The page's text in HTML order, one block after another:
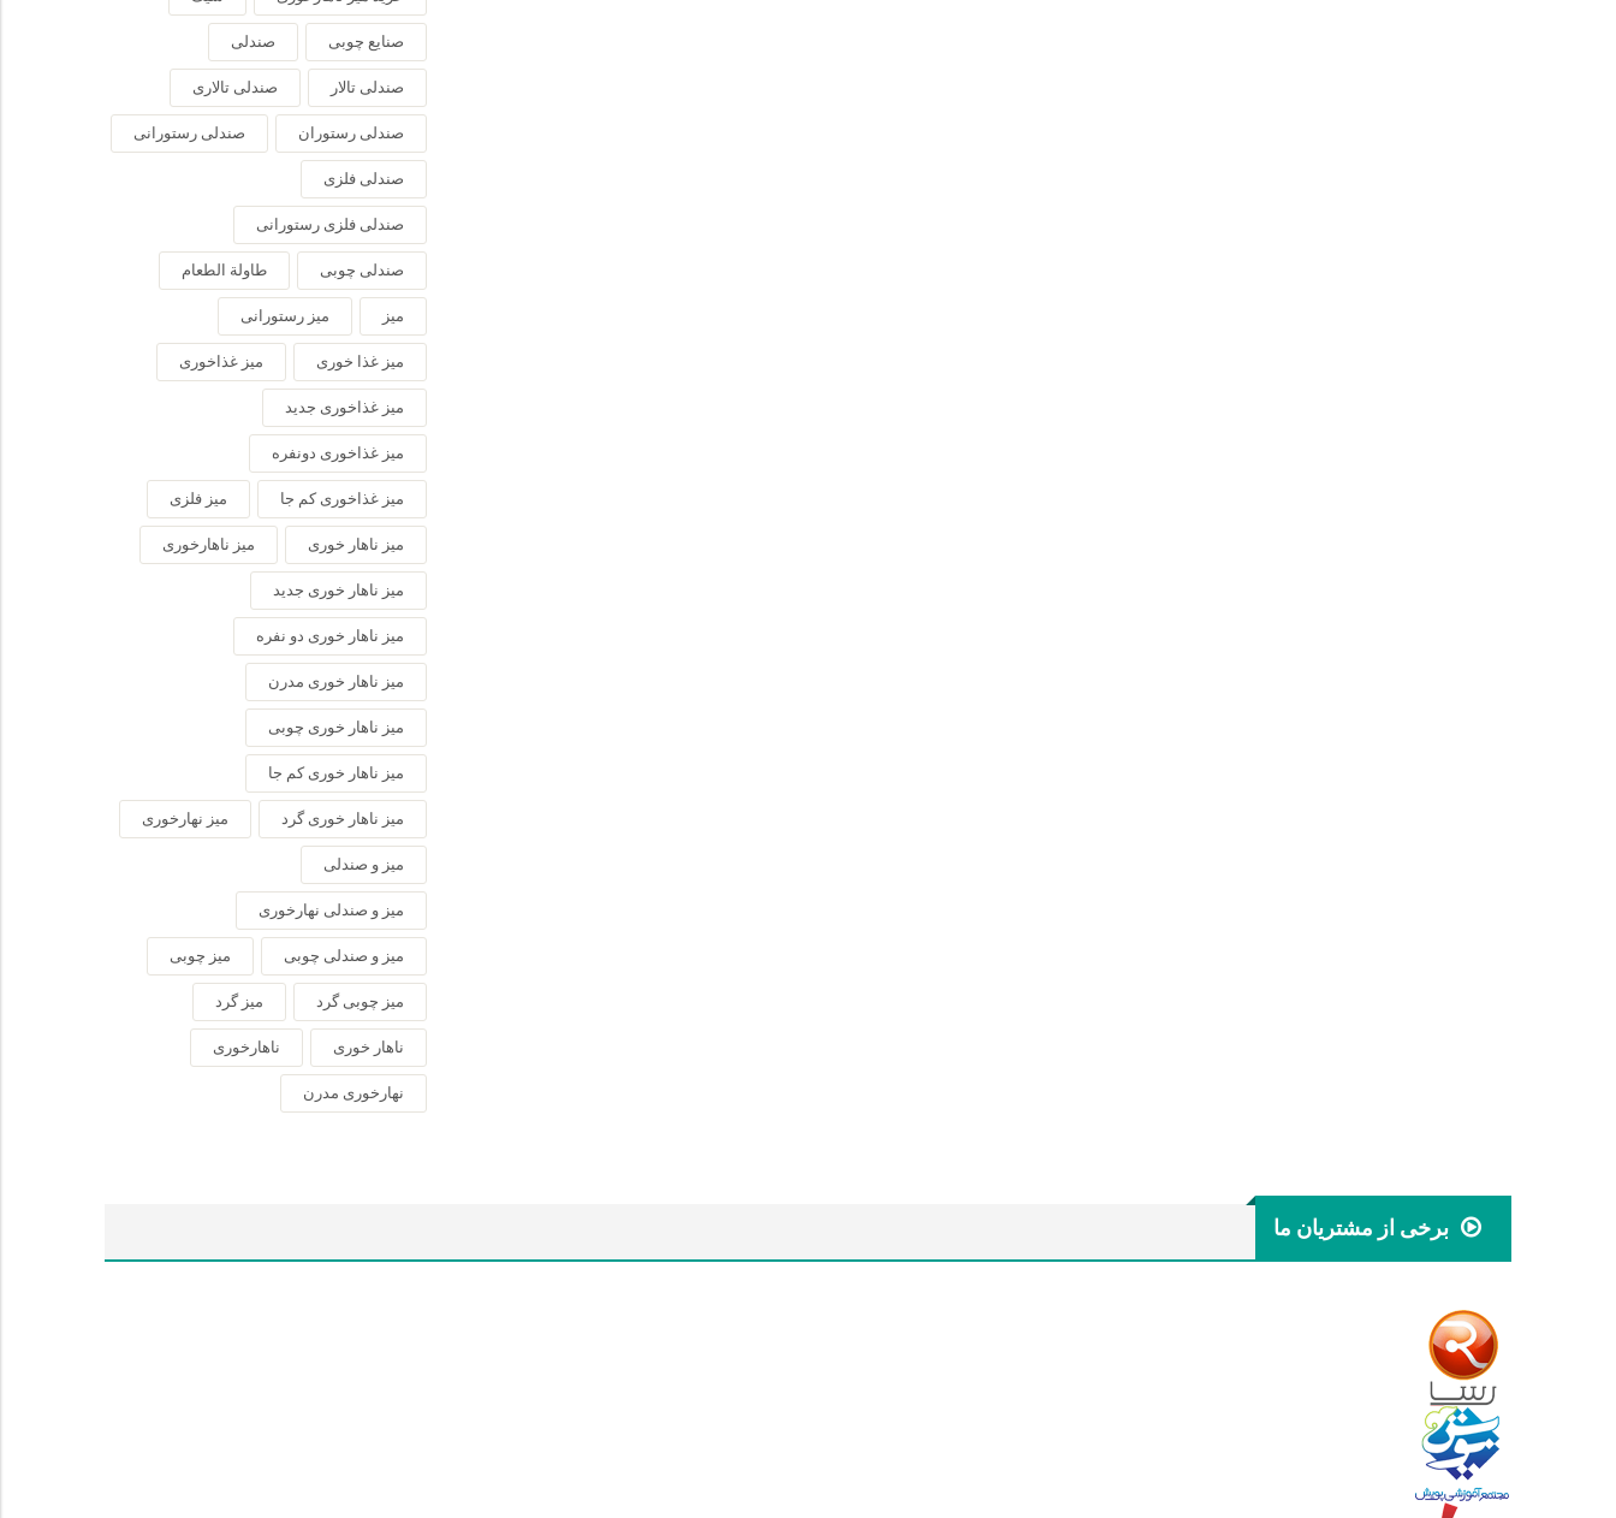
صنایع چوبی صندلی
صندلی تالار صندلی تالاری
صندلی رستوران صندلی رستورانی
صندلی فلزی
صندلی فلزی رستورانی
صندلی چوبی طاولة الطعام
میز میز رستورانی
میز غذا خوری میز غذاخوری
میز غذاخوری جدید
میز غذاخوری دونفره
میز غذاخوری کم جا میز فلزی
میز ناهار خوری میز ناهارخوری
میز ناهار خوری جدید
میز ناهار خوری دو نفره
میز ناهار خوری مدرن
میز ناهار خوری چوبی
میز ناهار خوری کم جا
میز ناهار خوری گرد میز نهارخوری
میز و صندلی
میز و صندلی نهارخوری
میز و صندلی چوبی میز چوبی
میز چوبی گرد میز گرد
ناهار خوری ناهارخوری
نهارخوری مدرن
برخی از مشتریان ما